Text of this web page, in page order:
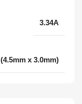
3.34A
x 3.0mm)